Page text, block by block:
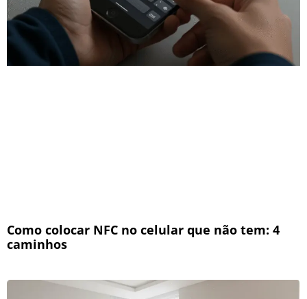
Como colocar NFC no celular que não tem: 4
caminhos